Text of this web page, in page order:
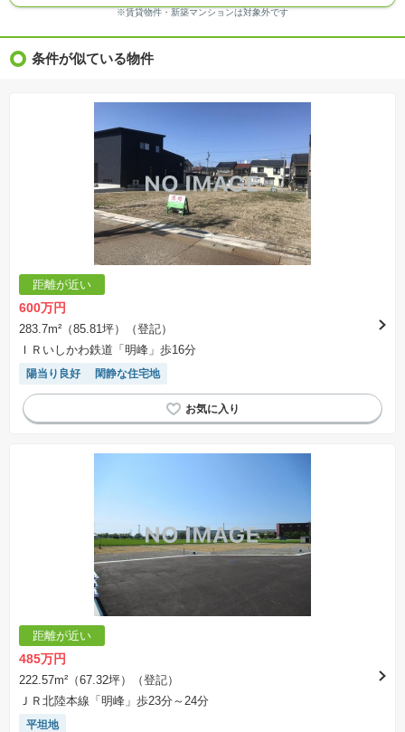
※ＣＧ合成の画像の場合、実際とは多少異なる場合があります。
※物件特徴：販売戸数が複数の物件は、全ての住戸に該当しない項目もあります。
※価格更新：物件価格が変更された日から１週間表示されます。
※土地（建築条件なし）で「建物プラン例」が表記してある時、そのプラン例は特定の建築請
負会社によるもので、当該建築請負会社以外で建てた場合、同様のものが同価格で建てられる
とは限りません。また建築請負会社を特定するものではありません。
※建築条件付き土地とは、その土地に建築する建物の建築請負契約が、一定期間内に成立する
ことを条件として売買される土地のことをいいます。建築請負契約成立に向けて設計プランを
協議するため、土地購入者が自己の希望する建物の設計協議をするために必要な相当の期間の
交渉期間が設定され、その期間内で希望を満たすプランが実現できたかどうかにより結論を出
します。なお、この期間は概ね3ヶ月程度とされています。納得のいくプランが出来ず、建築請
負契約が成立しない場合、土地売買契約は白紙に戻り、土地契約にかかった代金（土地代金、
手付金など）は名目のいかんに関わらず、全て返却されます。
※課税対象物件の「価格」や「費用等」は消費税込みの「総額表示」で統一しています。
※「本体価格」とは、課税対象物件においては「消費税を除いた建物価格」と「土地価格」の
合計額を指します。
表示されておりません。
※取引にかかる費用：物件の契約手続き、決済、引き渡し時にかかる費用を表示しています。
不動産会社によって表記有無が異なるため、ご自身で十分な確認をしていただくようにお願い
いたします。
場合があります。
※賃貸物件・新築マンションは対象外です
条件が似ている物件
距離が近い
600万円
283.7m²（85.81坪）（登記）
ＩＲいしかわ鉄道「明峰」歩16分
陽当り良好 閑静な住宅地
距離が近い
485万円
222.57m²（67.32坪）（登記）
ＪＲ北陸本線「明峰」歩23分～24分
平坦地